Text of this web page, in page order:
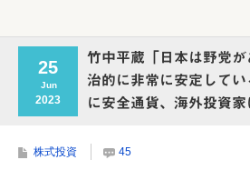
25
Jun
2023
竹中平蔵「日本は野党
治的に非常に安定して
に安全通貨、海外投資
株式投資 45